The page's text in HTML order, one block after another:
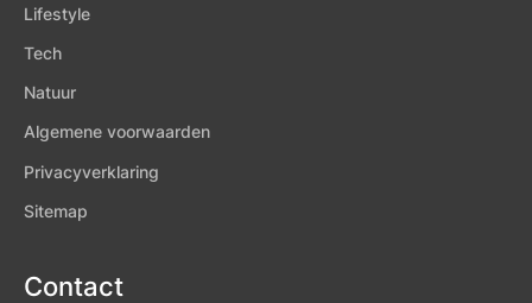
Lifestyle
Tech
Natuur
Algemene voorwaarden
Privacyverklaring
Sitemap
Contact